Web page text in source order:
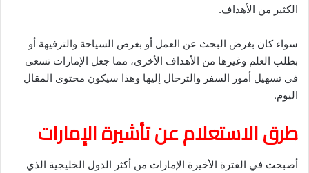
الكثير من الأهداف.
سواء كان بغرض البحث عن العمل أو بغرض السياحة والترفيهة أو
بطلب العلم وغيرها من الأهداف الأخرى، مما جعل الإمارات تسعى
في تسهيل أمور السفر والترحال إليها وهذا سيكون محتوى المقال
اليوم.
طرق الاستعلام عن تأشيرة الإمارات
أصبحت في الفترة الأخيرة الإمارات من أكثر الدول الخليجية الذي